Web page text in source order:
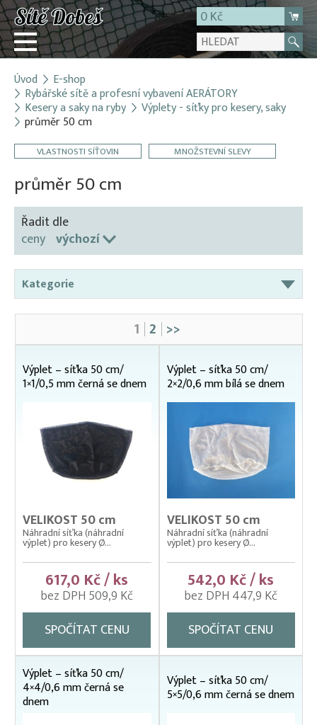
0 Kč
Přihlásit
Registrace
O firmě
Kontakt
Úvod E-shop
Rybářské sítě a profesní vybavení AERÁTORY
Kesery a saky na ryby Výplety - síťky pro kesery, saky
průměr 50 cm
VLASTNOSTI SÍŤOVIN MNOŽSTEVNÍ SLEVY
průměr 50 cm
Řadit dle
ceny výchozí
Kategorie
Kesery a saky na ryby
Kesery mechanické ZINKOVANÉ
Kesery, saky na ryby NEREZOVÉ
Kesery, saky na ryby ZINKOVANÉ
Sáčky drátěné NEREZOVÉ
Výplety – síťky pro kesery, saky
22 x 22 cm
osmibok 32 cm
průměr 35 cm
průměr 40 cm
průměr 45 cm
průměr 50 cm
průměr 80 cm
Výplety VÝPRODEJ
Kolíbky – klecové plovoucí odchovny
1 2 >>
Výplet – síťka 50 cm/
1×1/0,5 mm černá se dnem
VELIKOST 50 cm
Náhradní síťka (náhradní
výplet) pro kesery Ø...
617,0 Kč / ks
bez DPH 509,9 Kč
SPOČÍTAT CENU
Výplet – síťka 50 cm/
2×2/0,6 mm bílá se dnem
VELIKOST 50 cm
Náhradní síťka (náhradní
výplet) pro kesery Ø...
542,0 Kč / ks
bez DPH 447,9 Kč
SPOČÍTAT CENU
Výplet – síťka 50 cm/
4×4/0,6 mm černá se
dnem
Výplet – síťka 50 cm/
5×5/0,6 mm černá se dnem